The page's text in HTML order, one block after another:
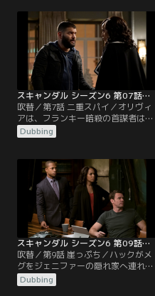
いた。ヴァネッサはジェイクがオリ
ヴィアと不倫しているのでないかと
疑い、投票日の夜のジェイクの行動
を調べる。すると、大統領候補暗殺
という国家の一大事の直後に何時間
も姿を消していたことが判明。
スキャンダル シーズン6 第07話／吹替
吹替／第7話 二重スパイ／オリヴィ
アは、フランキー暗殺の首謀者はロ
ーワンであることが確実だとして、
ハックにローワンを殺してほしいと
に考える司令官のローワンが、国の
未来を担うにふさわしいフランキー
を暗殺するとは思えず、オリヴィア
には内緒でローワンに接触。ハック
は、ローワンからフランキーの暗殺
は大事な人を守るためで…。
Dubbing
スキャンダル シーズン6 第09話／吹替
吹替／第9話 崖っぷち／ハックがメ
グをジェニファーの隠れ家へ連れて
行ったきり行方知れずとなった。ク
インとチャーリーが調べてみると、
Dubbing